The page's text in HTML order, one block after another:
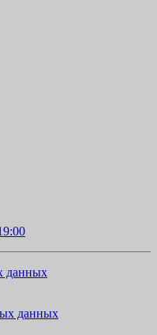
данных
данных